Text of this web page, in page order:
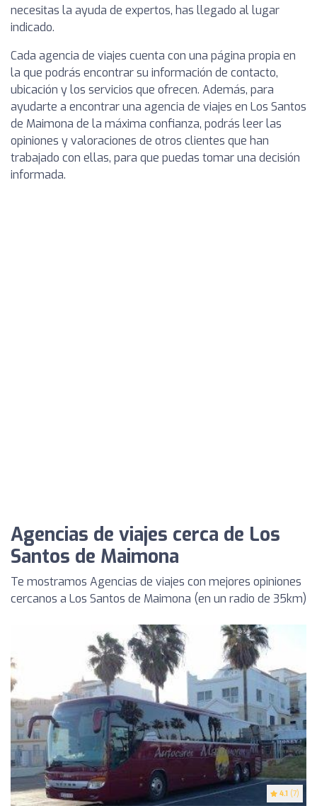
necesitas la ayuda de expertos, has llegado al lugar
indicado.
Cada agencia de viajes cuenta con una página propia en
la que podrás encontrar su información de contacto,
ubicación y los servicios que ofrecen. Además, para
ayudarte a encontrar una agencia de viajes en Los Santos
de Maimona de la máxima confianza, podrás leer las
opiniones y valoraciones de otros clientes que han
trabajado con ellas, para que puedas tomar una decisión
informada.
Agencias de viajes cerca de Los
Santos de Maimona
Te mostramos Agencias de viajes con mejores opiniones
cercanos a Los Santos de Maimona (en un radio de 35km)
4.1 (7)